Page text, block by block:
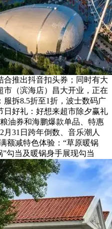
合推出抖音扣头券；同时有大
（滨海店）昌大开业，正在
拆8.5折至1折，波士数码广
日好礼：好想来超市除夕赢礼
油券和海鹏爆款单品、特惠
月31日跨年倒数、音乐潮人
额减特色体验：“草原暖锅
勾当及暖锅身手展现勾当